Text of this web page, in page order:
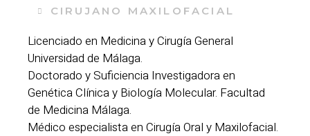
CIRUJANO MAXILOFACIAL​
Licenciado en Medicina y Cirugía General
Universidad de Málaga.
Doctorado y Suficiencia Investigadora en
Genética Clínica y Biología Molecular. Facultad
de Medicina Málaga.
Médico especialista en Cirugía Oral y Maxilofacial.